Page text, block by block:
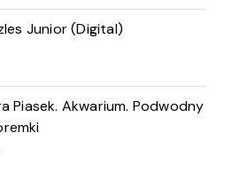
Junior (Digital)
Piasek. Akwarium. Podwodny